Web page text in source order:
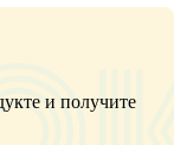
и получите